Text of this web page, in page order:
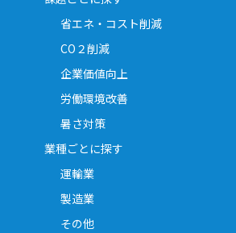
省エネ・コスト削減
CO２削減
企業価値向上
労働環境改善
暑さ対策
業種ごとに探す
運輸業
製造業
その他